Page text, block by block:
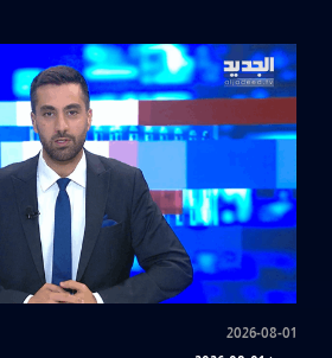
2026-08-01